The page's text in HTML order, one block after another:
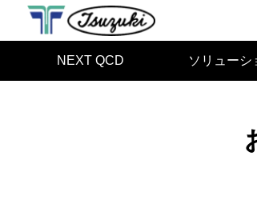
NEXT QCD ソリューシ